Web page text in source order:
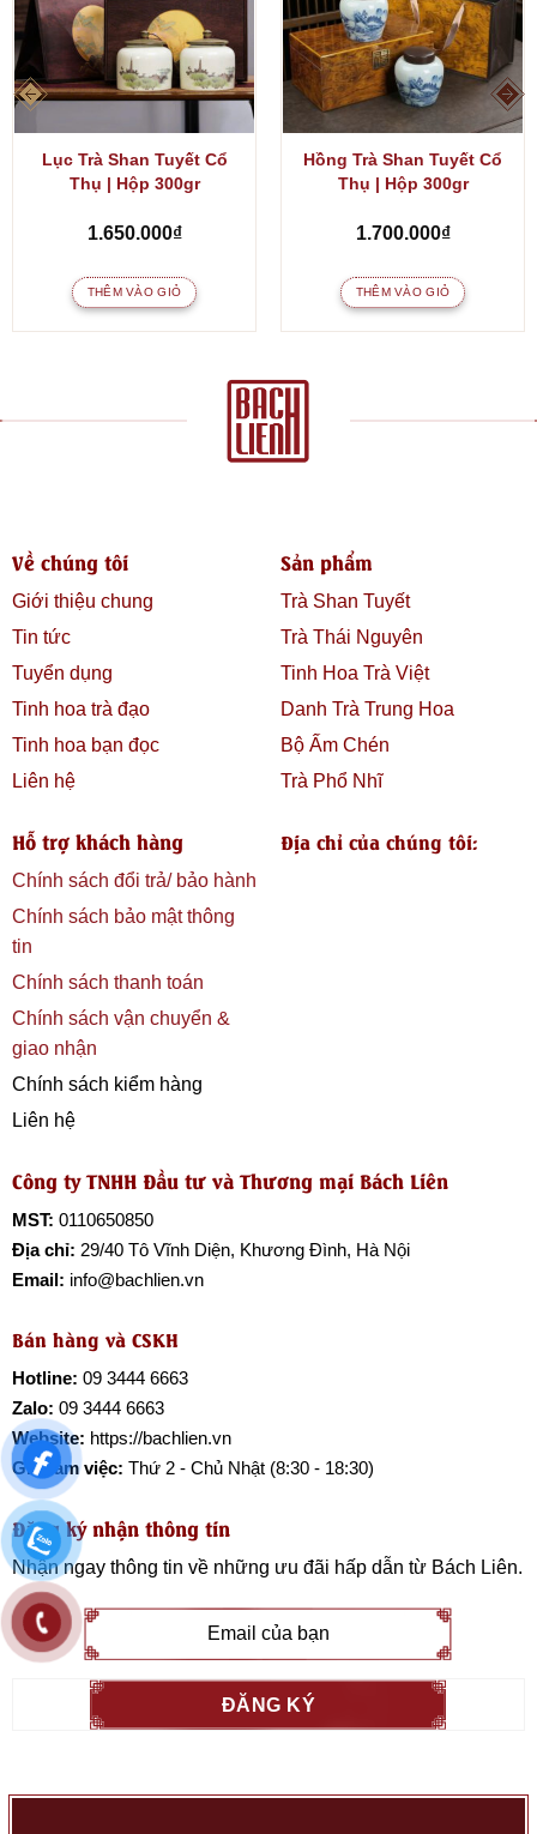
Lục Trà Shan Tuyết Cổ
Thụ | Hộp 300gr
1.650.000₫
THÊM VÀO GIỎ
Hồng Trà Shan Tuyết Cổ
Thụ | Hộp 300gr
1.700.000₫
THÊM VÀO GIỎ
Về chúng tôi
Giới thiệu chung
Tin tức
Tuyển dụng
Tinh hoa trà đạo
Tinh hoa bạn đọc
Liên hệ
Sản phẩm
Trà Shan Tuyết
Trà Thái Nguyên
Tinh Hoa Trà Việt
Danh Trà Trung Hoa
Bộ Ấm Chén
Trà Phổ Nhĩ
Hỗ trợ khách hàng
Chính sách đổi trả/ bảo hành
Chính sách bảo mật thông
tin
Chính sách thanh toán
Chính sách vận chuyển &
giao nhận
Chính sách kiểm hàng
Liên hệ
Địa chỉ của chúng tôi:
Công ty TNHH Đầu tư và Thương mại Bách Liên
MST: 0110650850
Địa chỉ: 29/40 Tô Vĩnh Diện, Khương Đình, Hà Nội
Email: info@bachlien.vn
Bán hàng và CSKH
Hotline: 09 3444 6663
Zalo: 09 3444 6663
Website: https://bachlien.vn
Giờ làm việc: Thứ 2 - Chủ Nhật (8:30 - 18:30)
Đăng ký nhận thông tin
Nhận ngay thông tin về những ưu đãi hấp dẫn từ Bách Liên.